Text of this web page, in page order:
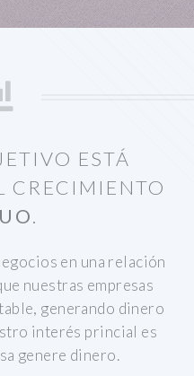
ESTÁ
CRECIMIENTO
.
en una relación
nuestras empresas
generando dinero
interés princial es
genere dinero.